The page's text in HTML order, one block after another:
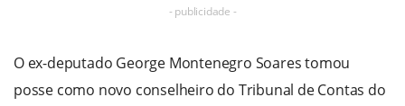
- publicidade -
O ex-deputado George Montenegro Soares tomou
posse como novo conselheiro do Tribunal de Contas do